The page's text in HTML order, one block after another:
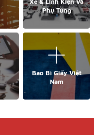
Xe & Linh Kiện Và
Phụ Tùng
Bao Bì Giấy Việt
Nam